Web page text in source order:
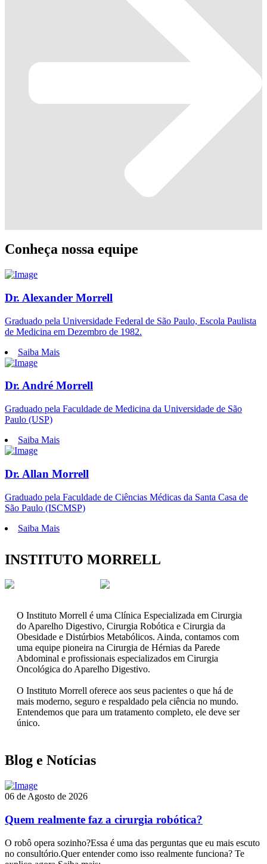
Conheça nossa equipe
Dr. Alexander Morrell
Graduado pela Universidade Federal de São Paulo, Escola Paulista
de Medicina em Dezembro de 1982.
Saiba Mais
Dr. André Morrell
Graduado pela Faculdade de Medicina da Universidade de São
Paulo (USP)
Saiba Mais
Dr. Allan Morrell
Graduado pela Faculdade de Ciências Médicas da Santa Casa de
São Paulo (ISCMSP)
Saiba Mais
INSTITUTO MORRELL
O Instituto Morrell é uma Clínica Especializada em Cirurgia
do Aparelho Digestivo, Cirurgia Robótica e Cirurgia da
Obesidade e Distúrbios Metabólicos. Ainda, contamos com
uma equipe pioneira na Cirurgia de Hérnias da Parede
Abdominal e profissionais especializados em Cirurgia
Oncológica do Aparelho Digestivo.
O Instituto Morrell oferece aos seus pacientes o que há de
mais moderno, seguro e respaldado pela ciência no mundo.
Entendemos que para um tratamento completo, ele deve ser
único.
Blog e Notícias
06 de Agosto de 2026
Quem realmente faz a cirurgia robótica?
O robô opera sozinho?Essa é uma das perguntas que eu mais escuto
no consultório.Quer entender como isso realmente funciona? Te